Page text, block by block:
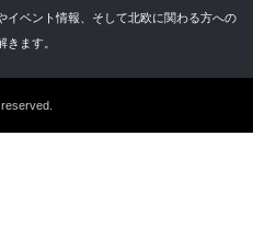
イベント情報、そして北欧に関わる方への
ます。